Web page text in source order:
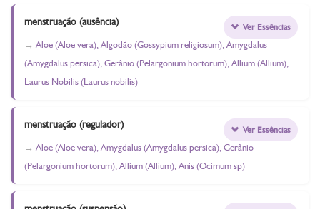
menstruação (ausência)
Aloe (Aloe vera), Algodão (Gossypium religiosum), Amygdalus
(Amygdalus persica), Gerânio (Pelargonium hortorum), Allium (Allium),
Laurus Nobilis (Laurus nobilis)
Ver Essências
menstruação (regulador)
Aloe (Aloe vera), Amygdalus (Amygdalus persica), Gerânio
(Pelargonium hortorum), Allium (Allium), Anis (Ocimum sp)
Ver Essências